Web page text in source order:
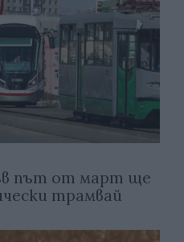
път от март ще
трамвай